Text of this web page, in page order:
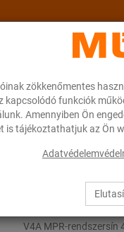
zökkenőmentes
kapcsolódó funkciók
Amennyiben Ön
is tájékoztathatjuk az Ön
A MÜPRO-ról
MPR-
V4A MPR-rendszersín